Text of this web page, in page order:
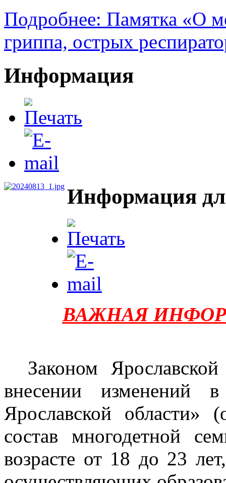
Подробнее: Памятка «О
гриппа, острых
Информация
Информация
ВАЖНАЯ
Законом
внесении изменений в
Ярославской области»
состав многодетной
возрасте от 18 до 23